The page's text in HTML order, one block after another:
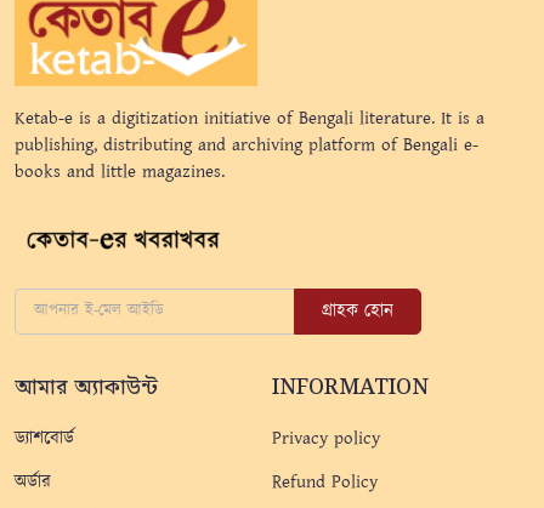
Ketab-e is a digitization initiative of Bengali literature. It is a
publishing, distributing and archiving platform of Bengali e-
books and little magazines.
গ্রাহক হোন
আমার অ্যাকাউন্ট
ড্যাশবোর্ড
অর্ডার
INFORMATION
Privacy policy
Refund Policy